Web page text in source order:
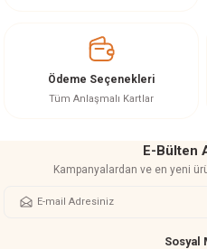
Ödeme Seçenekleri
Tüm Anlaşmalı Kartlar
E-Bülten
Kampanyalardan ve en yeni
Sosyal